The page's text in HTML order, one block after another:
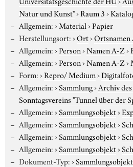
Natur und Kunst"›Raum 3›
Allgemein:›Material›Papier
Herstellungsort:›Ort›
Allgemein:›Person›Namen A-Z›
Allgemein:›Person›Namen A-Z›
Form:›Repro/ Medium›
Allgemein:›Sammlung›Archiv
Sonntagsvereins "Tunnel über der
Allgemein:›Sammlungsobjekt›
Allgemein:›Sammlungsobjekt›
Allgemein:›Sammlungsobjekt›
Allgemein:›Sammlungsobjekt›
Dokument-Typ:›Sammlungsobjekt